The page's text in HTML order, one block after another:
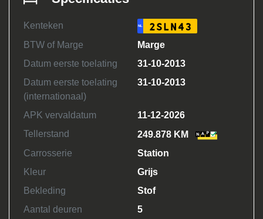
Kenteken NL 2SLN43
BTW of Marge
Marge
Datum eerste toelating
31-10-2013
Datum eerste toelating
(internationaal)
31-10-2013
APK vervaldatum
11-12-2026
Tellerstand
249.878 KM
Carrosserie
Station
Kleur
Grijs
Bekleding
Stof
Aantal deuren
5